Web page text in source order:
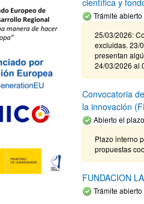
Trámite abierto
25/03/2026:
excluidas. 23/
presentan
24/03/2026 al
Convocatoria
la innovación
Abierto el
Plazo interno
propuestas
FUNDACION
Trámite abierto